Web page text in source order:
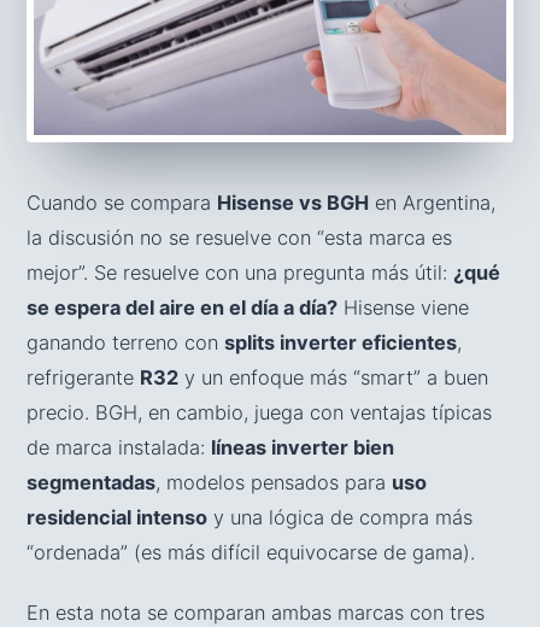
Cuando se compara Hisense vs BGH en Argentina,
la discusión no se resuelve con “esta marca es
mejor”. Se resuelve con una pregunta más útil: ¿qué
se espera del aire en el día a día? Hisense viene
ganando terreno con splits inverter eficientes,
refrigerante R32 y un enfoque más “smart” a buen
precio. BGH, en cambio, juega con ventajas típicas
de marca instalada: líneas inverter bien
segmentadas, modelos pensados para uso
residencial intenso y una lógica de compra más
“ordenada” (es más difícil equivocarse de gama).
En esta nota se comparan ambas marcas con tres